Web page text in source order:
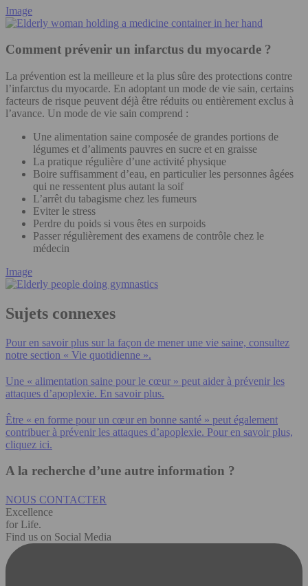
Image
Comment prévenir un infarctus du myocarde ?
La prévention est la meilleure et la plus sûre des protections contre
l’infarctus du myocarde. En adoptant un mode de vie sain, certains
facteurs de risque peuvent déjà être réduits ou entièrement exclus à
l’avance. Un mode de vie sain comprend :
Une alimentation saine composée de grandes portions de
légumes et d’aliments pauvres en sucre et en graisse
La pratique régulière d’une activité physique
Boire suffisamment d’eau, en particulier les personnes âgées
qui ne ressentent plus autant la soif
L’arrêt du tabagisme chez les fumeurs
Eviter le stress
Perdre du poids si vous êtes en surpoids
Passer régulièrement des examens de contrôle chez le
médecin
Image
Sujets connexes
Pour en savoir plus sur la façon de mener une vie saine, consultez
notre section « Vie quotidienne ».
Une « alimentation saine pour le cœur » peut aider à prévenir les
attaques d’apoplexie. En savoir plus.
Être « en forme pour un cœur en bonne santé » peut également
contribuer à prévenir les attaques d’apoplexie. Pour en savoir plus,
cliquez ici.
A la recherche d’une autre information ?
NOUS CONTACTER
Excellence
for Life.
Find us on Social Media